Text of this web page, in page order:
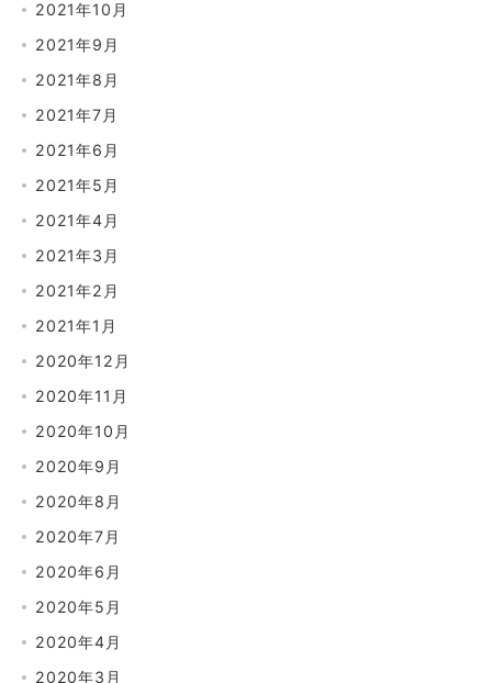
2021年10月
2021年9月
2021年8月
2021年7月
2021年6月
2021年5月
2021年4月
2021年3月
2021年2月
2021年1月
2020年12月
2020年11月
2020年10月
2020年9月
2020年8月
2020年7月
2020年6月
2020年5月
2020年4月
2020年3月